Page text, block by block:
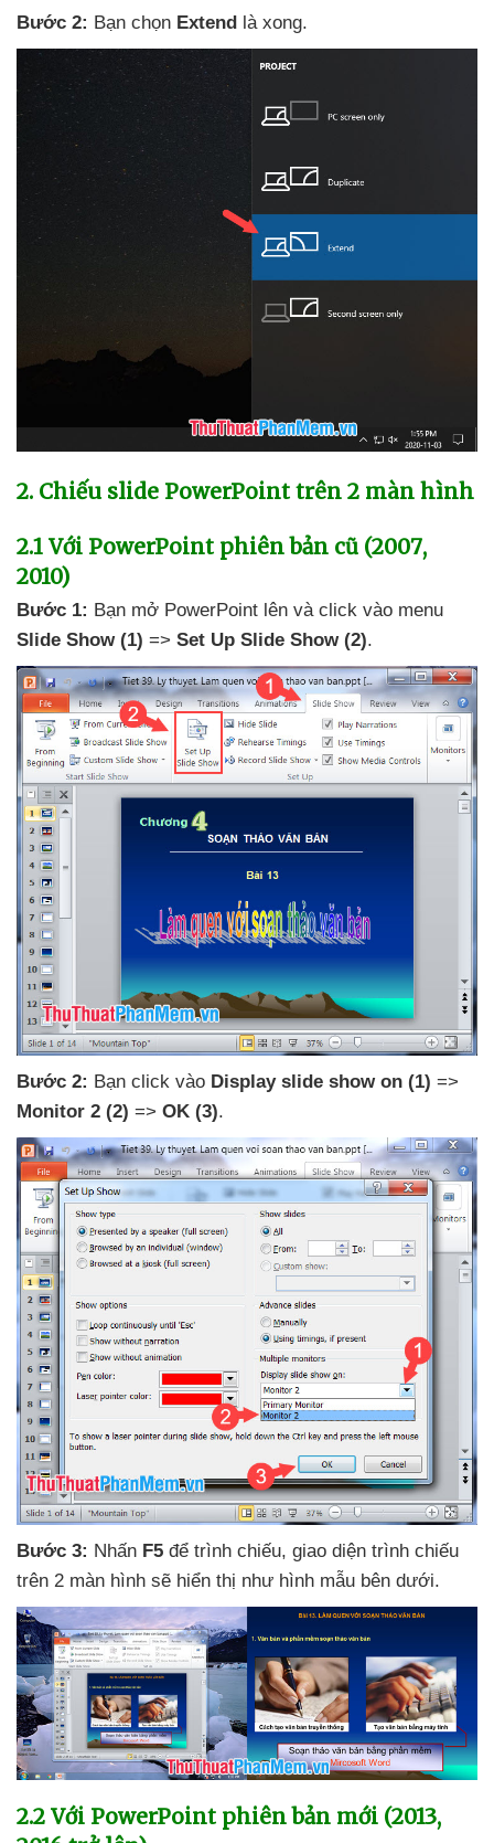
Bước 2: Bạn chọn Extend là xong.
2. Chiếu slide PowerPoint trên 2 màn hình
2.1 Với PowerPoint phiên bản cũ (2007,
2010)
Bước 1: Bạn mở PowerPoint lên và click vào menu
Slide Show (1) => Set Up Slide Show (2).
Bước 2: Bạn click vào Display slide show on (1) =>
Monitor 2 (2) => OK (3).
Bước 3: Nhấn F5 để trình chiếu, giao diện trình chiếu
trên 2 màn hình sẽ hiển thị như hình mẫu bên dưới.
2.2 Với PowerPoint phiên bản mới (2013,